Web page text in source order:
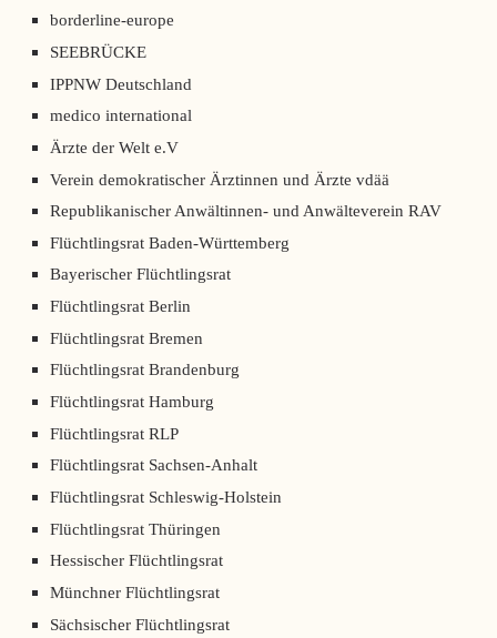
borderline-europe
SEEBRÜCKE
IPPNW Deutschland
medico international
Ärzte der Welt e.V
Verein demokratischer Ärztinnen und Ärzte vdää
Republikanischer Anwältinnen- und Anwälteverein RAV
Flüchtlingsrat Baden-Württemberg
Bayerischer Flüchtlingsrat
Flüchtlingsrat Berlin
Flüchtlingsrat Bremen
Flüchtlingsrat Brandenburg
Flüchtlingsrat Hamburg
Flüchtlingsrat RLP
Flüchtlingsrat Sachsen-Anhalt
Flüchtlingsrat Schleswig-Holstein
Flüchtlingsrat Thüringen
Hessischer Flüchtlingsrat
Münchner Flüchtlingsrat
Sächsischer Flüchtlingsrat